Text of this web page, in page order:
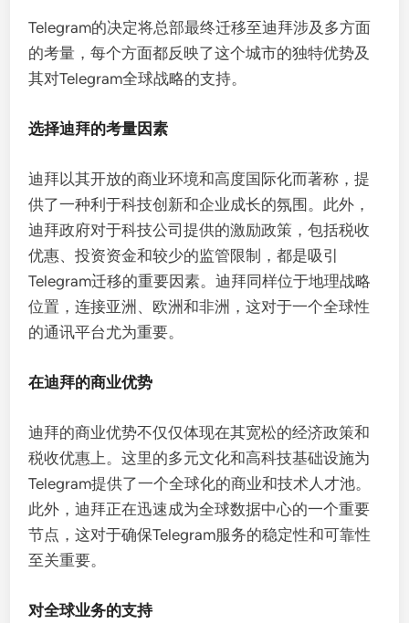
Telegram的决定将总部最终迁移至迪拜涉及多方面
的考量，每个方面都反映了这个城市的独特优势及
其对Telegram全球战略的支持。
选择迪拜的考量因素
迪拜以其开放的商业环境和高度国际化而著称，提
供了一种利于科技创新和企业成长的氛围。此外，
迪拜政府对于科技公司提供的激励政策，包括税收
优惠、投资资金和较少的监管限制，都是吸引
Telegram迁移的重要因素。迪拜同样位于地理战略
位置，连接亚洲、欧洲和非洲，这对于一个全球性
的通讯平台尤为重要。
在迪拜的商业优势
迪拜的商业优势不仅仅体现在其宽松的经济政策和
税收优惠上。这里的多元文化和高科技基础设施为
Telegram提供了一个全球化的商业和技术人才池。
此外，迪拜正在迅速成为全球数据中心的一个重要
节点，这对于确保Telegram服务的稳定性和可靠性
至关重要。
对全球业务的支持